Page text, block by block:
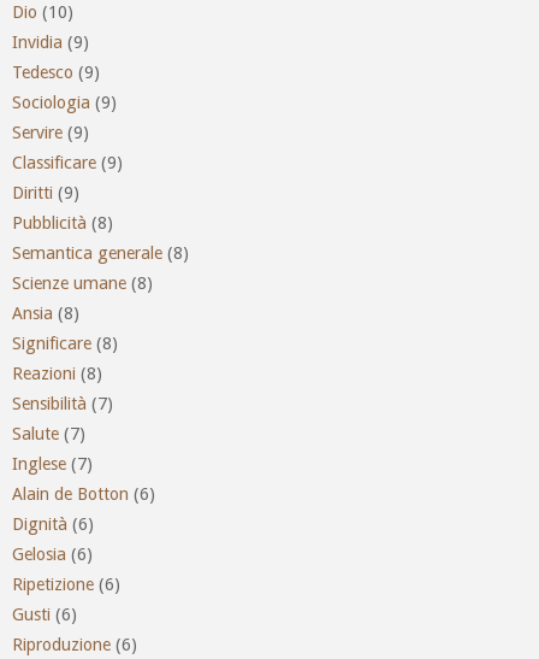
Dio (10)
Invidia (9)
Tedesco (9)
Sociologia (9)
Servire (9)
Classificare (9)
Diritti (9)
Pubblicità (8)
Semantica generale (8)
Scienze umane (8)
Ansia (8)
Significare (8)
Reazioni (8)
Sensibilità (7)
Salute (7)
Inglese (7)
Alain de Botton (6)
Dignità (6)
Gelosia (6)
Ripetizione (6)
Gusti (6)
Riproduzione (6)